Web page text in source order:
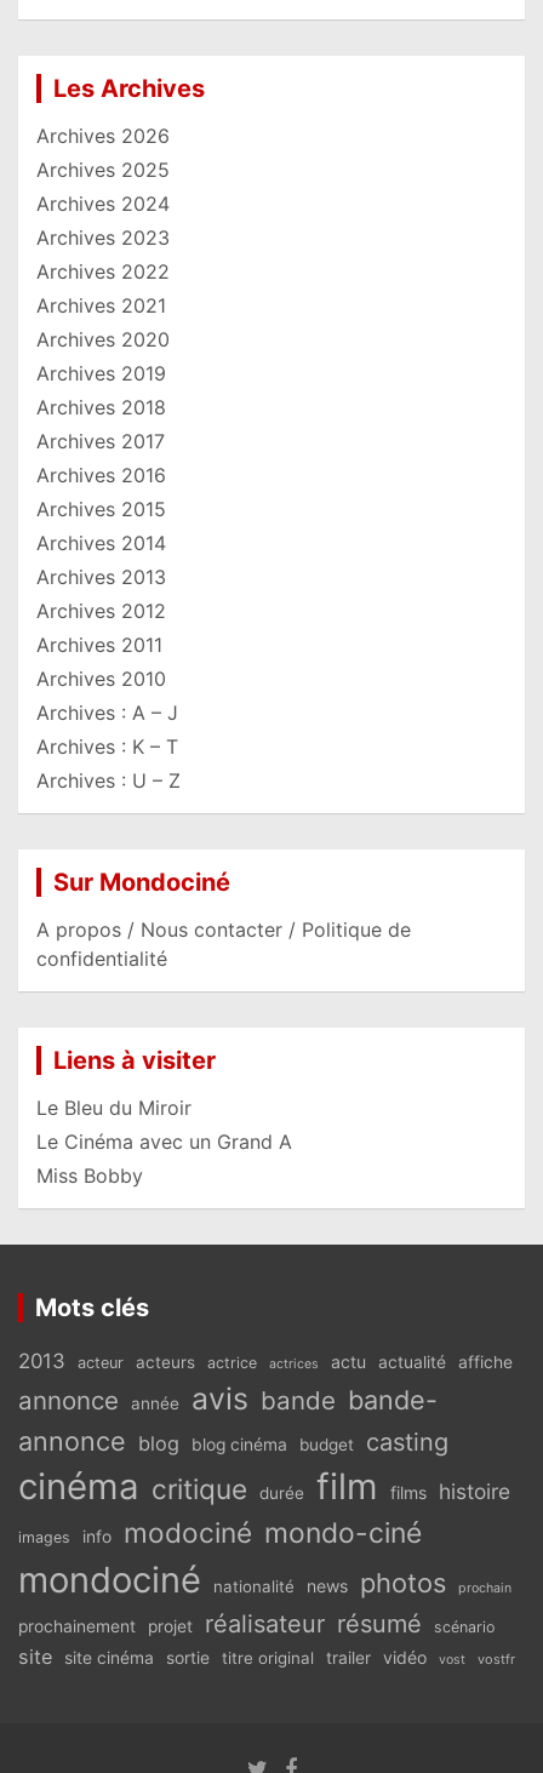
Les Archives
Archives 2026
Archives 2025
Archives 2024
Archives 2023
Archives 2022
Archives 2021
Archives 2020
Archives 2019
Archives 2018
Archives 2017
Archives 2016
Archives 2015
Archives 2014
Archives 2013
Archives 2012
Archives 2011
Archives 2010
Archives : A – J
Archives : K – T
Archives : U – Z
Sur Mondociné
A propos / Nous contacter / Politique de
confidentialité
Liens à visiter
Le Bleu du Miroir
Le Cinéma avec un Grand A
Miss Bobby
Mots clés
2013 acteur acteurs actrice actrices actu actualité affiche
annonce année avis bande bande-
annonce blog blog cinéma budget casting
cinéma critique durée film films histoire
images info modociné mondo-ciné
mondociné nationalité news photos prochain
prochainement projet réalisateur résumé scénario
site site cinéma sortie titre original trailer vidéo vost vostfr